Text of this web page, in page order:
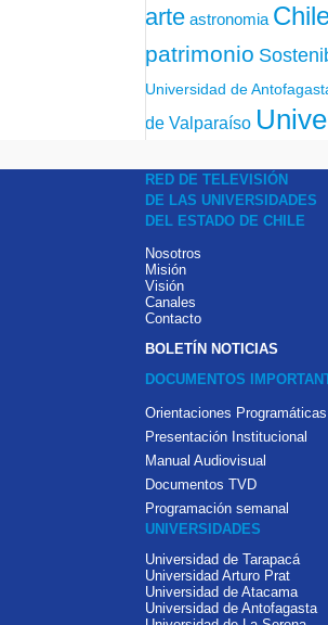
arte astronomia
patrimonio
Universidad de
de Valparaíso
RED DE TELEVISIÓN
DE LAS UNIVERSIDADES
DEL ESTADO DE CHILE
Nosotros
Misión
Visión
Canales
Contacto
BOLETÍN NOTICIAS
DOCUMENTOS
Orientaciones Programáticas
Presentación Institucional
Manual Audiovisual
Documentos TVD
Programación semanal
UNIVERSIDADES
Universidad de Tarapacá
Universidad Arturo Prat
Universidad de Atacama
Universidad de Antofagasta